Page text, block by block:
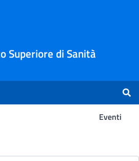
Superiore di Sanità
Eventi
Ricerca -